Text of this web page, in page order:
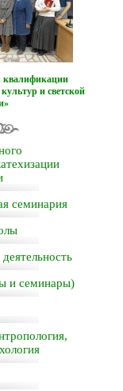
и светской
семинария
и семинары)